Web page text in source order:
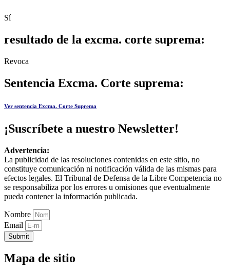
Sí
resultado de la excma. corte suprema:
Revoca
Sentencia Excma. Corte suprema:
Ver sentencia Excma. Corte Suprema
¡Suscríbete a nuestro Newsletter!
Advertencia:
La publicidad de las resoluciones contenidas en este sitio, no
constituye comunicación ni notificación válida de las mismas para
efectos legales. El Tribunal de Defensa de la Libre Competencia no
se responsabiliza por los errores u omisiones que eventualmente
pueda contener la información publicada.
Nombre
Email
Submit
Mapa de sitio